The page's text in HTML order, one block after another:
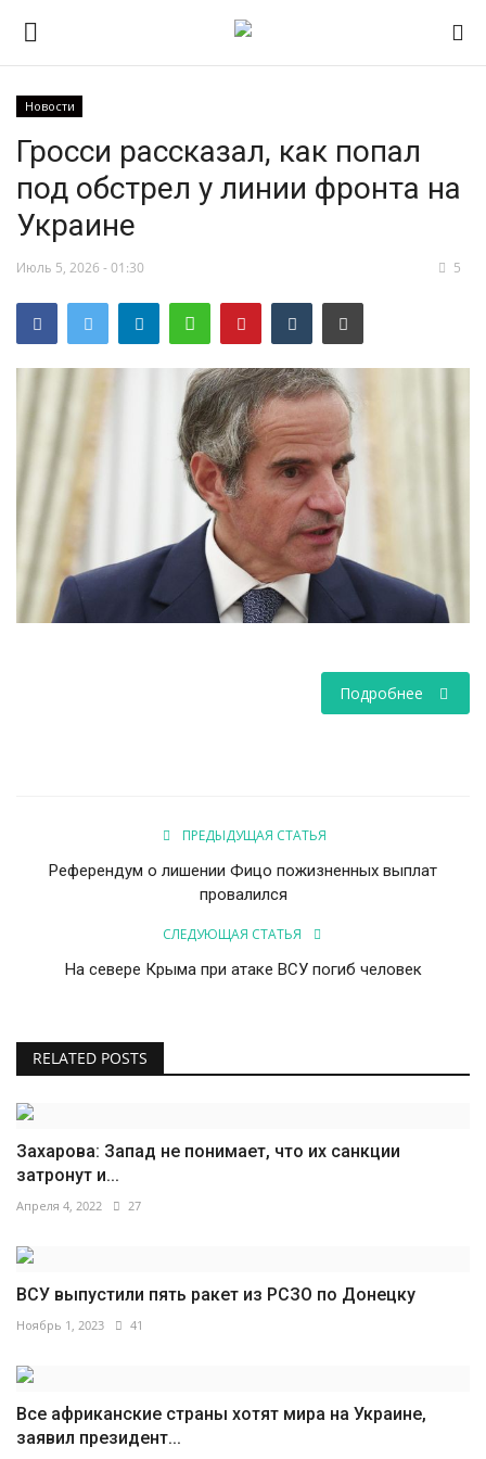
НОВОСТИ
RSS – экспорт новостей
РОССИЯ
МИР
ЭКОНОМИКА
КУЛЬТУРА
ПРОИСШЕСТВИЯ
Новости
Гросси рассказал, как попал
под обстрел у линии фронта на
Украине
Июль 5, 2026 - 01:30 5
Подробнее
ПРЕДЫДУЩАЯ СТАТЬЯ
Референдум о лишении Фицо пожизненных выплат
провалился
СЛЕДУЮЩАЯ СТАТЬЯ
На севере Крыма при атаке ВСУ погиб человек
RELATED POSTS
Захарова: Запад не понимает, что их санкции
затронут и...
Апреля 4, 2022 27
ВСУ выпустили пять ракет из РСЗО по Донецку
Ноябрь 1, 2023 41
Все африканские страны хотят мира на Украине,
заявил президент...